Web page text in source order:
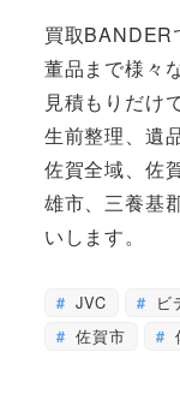
買取BANDER
董品まで様々
見積もりだけ
生前整理、遺
佐賀全域、佐
雄市、三養基
いします。
JVC ビ
佐賀市